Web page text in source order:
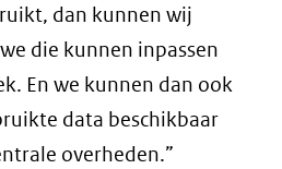
dan kunnen wij
die kunnen inpassen
En we kunnen dan ook
data beschikbaar
overheden.”